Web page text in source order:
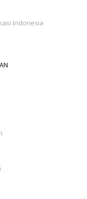
Indonesia